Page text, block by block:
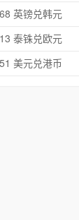
英镑兑韩元
泰铢兑欧元
美元兑港币